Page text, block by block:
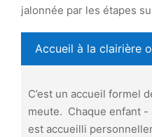
jalonnée par les étapes
Accueil à la clairière
C’est un accueil formel
meute. Chaque enfant -
est accueilli